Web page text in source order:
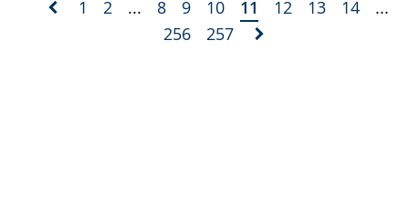
1 2 ... 8 9 10 11 12 13 14
...
256
257